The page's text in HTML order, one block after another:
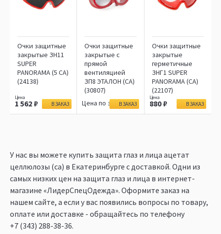
Очки защитные
закрытые ЗН11
SUPER
PANORAMA (5 СА)
(24138)
1 562 В ЗАКАЗ
Очки защитные
закрытые с
прямой
вентиляцией
ЗП8 ЭТАЛОН (СА)
(30807)
Цена по запросу
В ЗАКАЗ
Очки защитные
закрытые
герметичные
ЗНГ1 SUPER
PANORAMA (CA)
(22107)
880 В ЗАКАЗ
У нас вы можете купить защита глаз и лица ацетат
целлюлозы (сa) в Екатеринбурге c доставкой. Одни из
самых низких цен на защита глаз и лица в интернет-
магазине «ЛидерСпецОдежда». Оформите заказ на
нашем сайте, а если у вас появились вопросы по товару,
оплате или доставке - обращайтесь по телефону
+7 (343) 288-38-36.